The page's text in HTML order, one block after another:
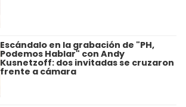
Escándalo en la grabación de "PH,
Podemos Hablar" con Andy
Kusnetzoff: dos invitadas se cruzaron
frente a cámara